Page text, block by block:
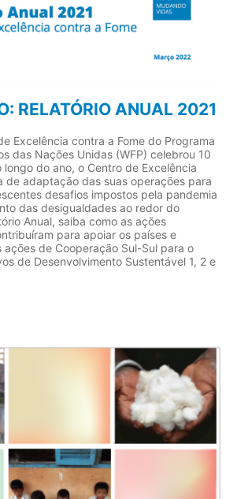
RELATÓRIO ANUAL 2021
Excelência contra a Fome do Programa
das Nações Unidas (WFP) celebrou 10
longo do ano, o Centro de Excelência
de adaptação das suas operações para
desafios impostos pela pandemia
das desigualdades ao redor do
Anual, saiba como as ações
para apoiar os países e
ações de Cooperação Sul-Sul para o
de Desenvolvimento Sustentável 1, 2 e